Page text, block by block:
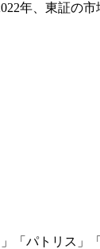
年、東証の
パトリス」